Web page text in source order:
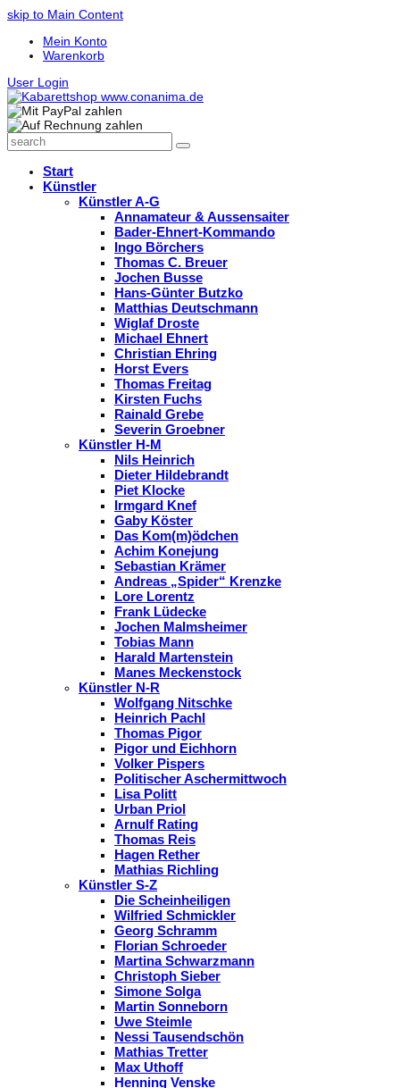
skip to Main Content
Mein Konto
Warenkorb
User Login
search
Search
Start
Künstler
Künstler A-G
Annamateur & Aussensaiter
Bader-Ehnert-Kommando
Ingo Börchers
Thomas C. Breuer
Jochen Busse
Hans-Günter Butzko
Matthias Deutschmann
Wiglaf Droste
Michael Ehnert
Christian Ehring
Horst Evers
Thomas Freitag
Kirsten Fuchs
Rainald Grebe
Severin Groebner
Künstler H-M
Nils Heinrich
Dieter Hildebrandt
Piet Klocke
Irmgard Knef
Gaby Köster
Das Kom(m)ödchen
Achim Konejung
Sebastian Krämer
Andreas „Spider“ Krenzke
Lore Lorentz
Frank Lüdecke
Jochen Malmsheimer
Tobias Mann
Harald Martenstein
Manes Meckenstock
Künstler N-R
Wolfgang Nitschke
Heinrich Pachl
Thomas Pigor
Pigor und Eichhorn
Volker Pispers
Politischer Aschermittwoch
Lisa Politt
Urban Priol
Arnulf Rating
Thomas Reis
Hagen Rether
Mathias Richling
Künstler S-Z
Die Scheinheiligen
Wilfried Schmickler
Georg Schramm
Florian Schroeder
Martina Schwarzmann
Christoph Sieber
Simone Solga
Martin Sonneborn
Uwe Steimle
Nessi Tausendschön
Mathias Tretter
Max Uthoff
Henning Venske